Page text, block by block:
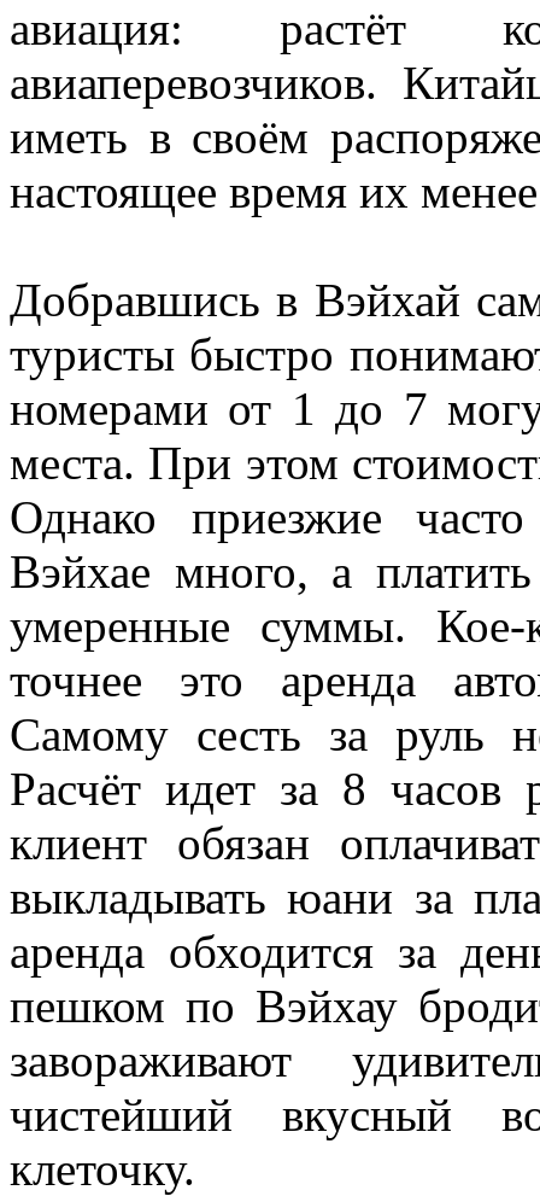
авиация: растёт
авиаперевозчиков.
иметь в своём
настоящее время их
Добравшись в Вэйхай
туристы быстро
номерами от 1 до 7
места. При этом
Однако приезжие
Вэйхае много, а
умеренные суммы.
точнее это аренда
Самому сесть за руль
Расчёт идет за 8 часов
клиент обязан
выкладывать юани за
аренда обходится за
пешком по Вэйхау
завораживают
чистейший вкусный
клеточку.